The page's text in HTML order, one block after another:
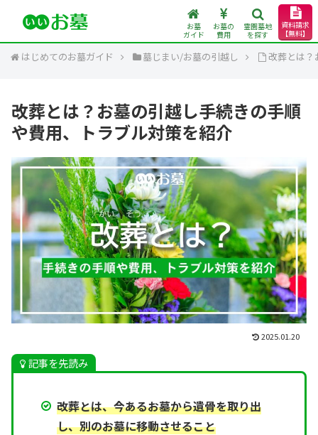
お墓
ガイド
お墓の
費用
霊園墓地
を探す
資料請求
【無料】
はじめてのお墓ガイド 墓じまい/お墓の引越し 改葬とは
改葬とは？お墓の引越し手続きの手順
や費用、トラブル対策を紹介
2025.01.20
記事を先読み
改葬とは、今あるお墓から遺骨を取り出
し、別のお墓に移動させること